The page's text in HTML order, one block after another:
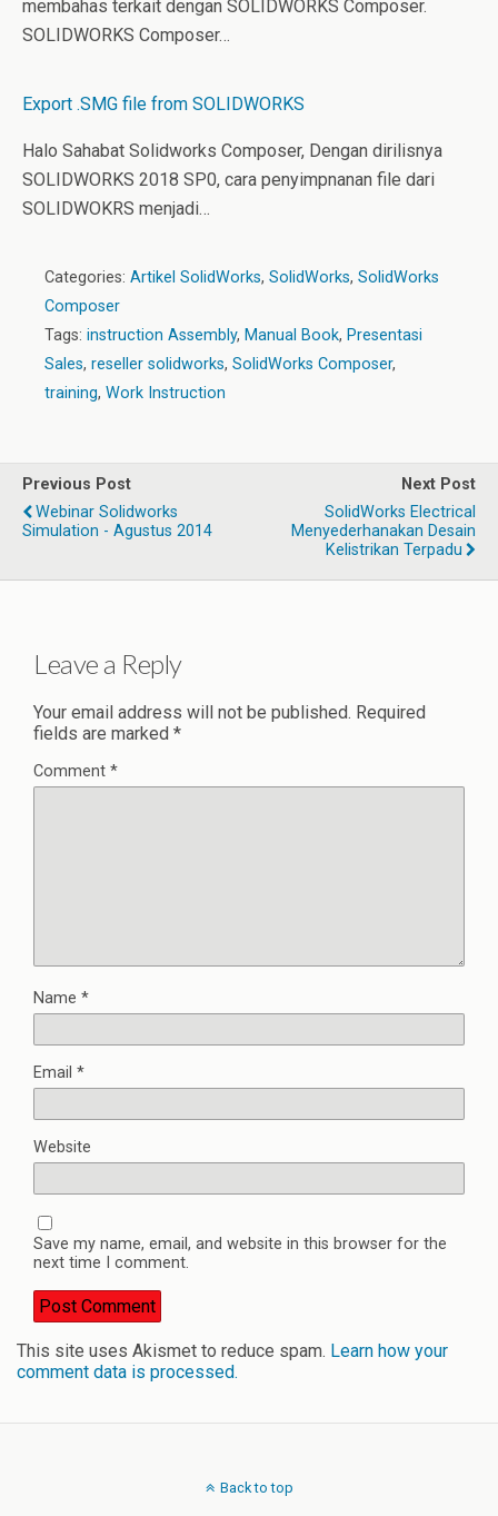
membahas terkait dengan SOLIDWORKS Composer.
SOLIDWORKS Composer…
Export .SMG file from SOLIDWORKS
Halo Sahabat Solidworks Composer, Dengan dirilisnya
SOLIDWORKS 2018 SP0, cara penyimpnanan file dari
SOLIDWOKRS menjadi…
Categories: Artikel SolidWorks, SolidWorks, SolidWorks
Composer
Tags: instruction Assembly, Manual Book, Presentasi
Sales, reseller solidworks, SolidWorks Composer,
training, Work Instruction
Previous Post
Webinar Solidworks
Simulation - Agustus 2014
Next Post
SolidWorks Electrical
Menyederhanakan Desain
Kelistrikan Terpadu
Leave a Reply
Your email address will not be published. Required
fields are marked *
Comment *
Name *
Email *
Website
Save my name, email, and website in this browser for the
next time I comment.
This site uses Akismet to reduce spam. Learn how your
comment data is processed.
Back to top